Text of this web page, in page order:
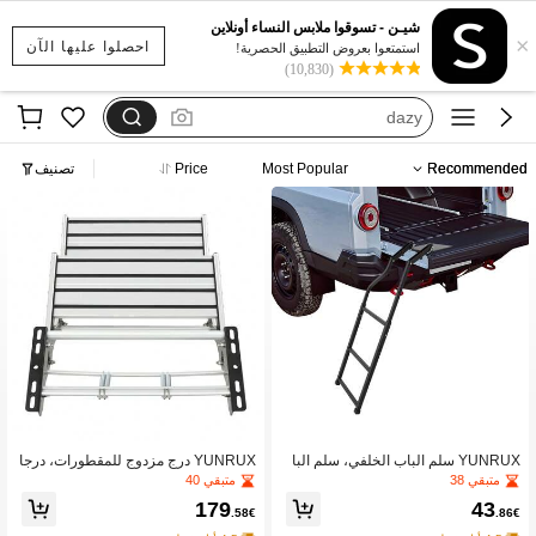
احصلوا عليها الآن ×
شيـن - تسوقوا ملابس النساء أونلاين
استمتعوا بعروض التطبيق الحصرية!
(10,830)
motf
فستان يخفي الكرش
dazy
بيجامات شتوية مقاس كبير
motf
Recommended
Most Popular
Price تصنيف
YUNRUX سلم الباب الخلفي، سلم البا
ب الخلفي العالمي، سلم الباب الخلفي لل
متبقي 38
43.86€
YUNRUX درج مزدوج للمقطورات، درجا
ت منزل متنقل، درج دخول يدوي، درج دخ
متبقي 40
179.58€